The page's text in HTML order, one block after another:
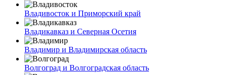
Владивосток и Приморский край
Владикавказ и Северная Осетия
Владимир и Владимирская область
Волгоград и Волгоградская область